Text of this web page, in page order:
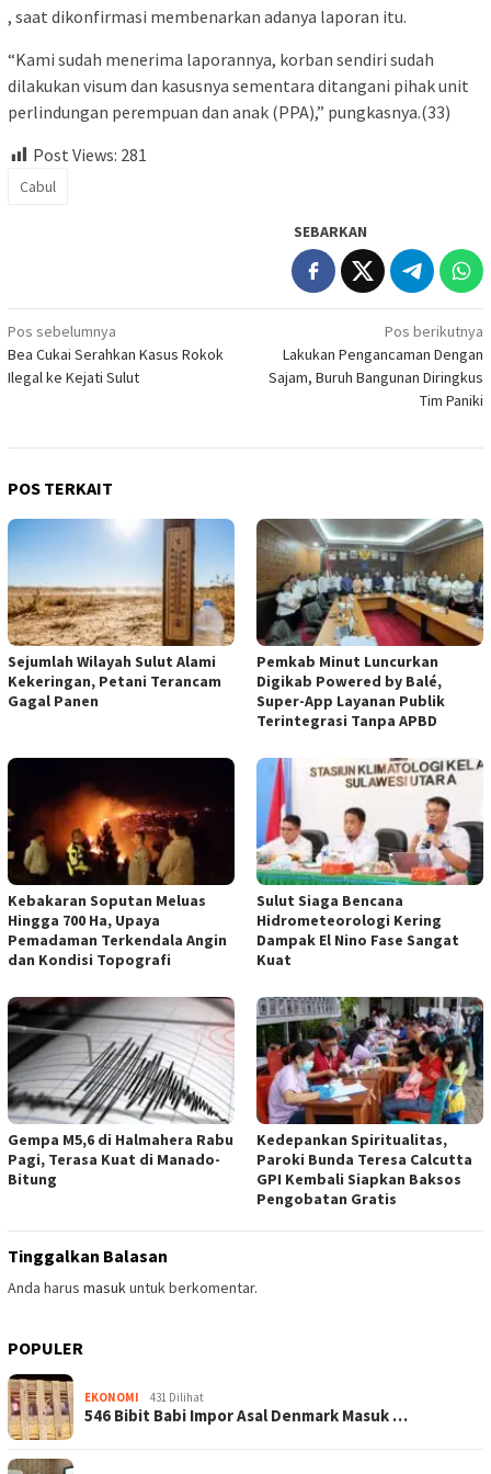
, saat dikonfirmasi membenarkan adanya laporan itu.
“Kami sudah menerima laporannya, korban sendiri sudah
dilakukan visum dan kasusnya sementara ditangani pihak unit
perlindungan perempuan dan anak (PPA),” pungkasnya.(33)
Post Views: 281
Cabul
SEBARKAN
Navigasi
pos
Pos sebelumnya
Bea Cukai Serahkan Kasus Rokok
Ilegal ke Kejati Sulut
Pos berikutnya
Lakukan Pengancaman Dengan
Sajam, Buruh Bangunan Diringkus
Tim Paniki
POS TERKAIT
Sejumlah Wilayah Sulut Alami
Kekeringan, Petani Terancam
Gagal Panen
Pemkab Minut Luncurkan
Digikab Powered by Balé,
Super-App Layanan Publik
Terintegrasi Tanpa APBD
Kebakaran Soputan Meluas
Hingga 700 Ha, Upaya
Pemadaman Terkendala Angin
dan Kondisi Topografi
Sulut Siaga Bencana
Hidrometeorologi Kering
Dampak El Nino Fase Sangat
Kuat
Gempa M5,6 di Halmahera Rabu
Pagi, Terasa Kuat di Manado-
Bitung
Kedepankan Spiritualitas,
Paroki Bunda Teresa Calcutta
GPI Kembali Siapkan Baksos
Pengobatan Gratis
Tinggalkan Balasan
Anda harus masukuntuk berkomentar.
POPULER
EKONOMI 431 Dilihat
546 Bibit Babi Impor Asal Denmark Masuk …